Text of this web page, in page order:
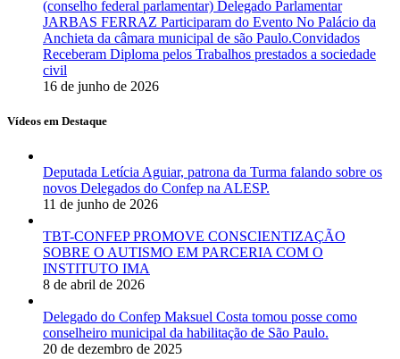
(conselho federal parlamentar) Delegado Parlamentar
JARBAS FERRAZ Participaram do Evento No Palácio da
Anchieta da câmara municipal de são Paulo.Convidados
Receberam Diploma pelos Trabalhos prestados a sociedade
civil
16 de junho de 2026
Vídeos em Destaque
Deputada Letícia Aguiar, patrona da Turma falando sobre os
novos Delegados do Confep na ALESP.
11 de junho de 2026
TBT-CONFEP PROMOVE CONSCIENTIZAÇÃO
SOBRE O AUTISMO EM PARCERIA COM O
INSTITUTO IMA
8 de abril de 2026
Delegado do Confep Maksuel Costa tomou posse como
conselheiro municipal da habilitação de São Paulo.
20 de dezembro de 2025